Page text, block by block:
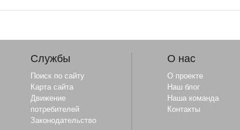
Службы
Поиск по сайту
Карта сайта
Движение
потребителей
Законодательство
О нас
О проекте
Наш блог
Наша команда
Контакты